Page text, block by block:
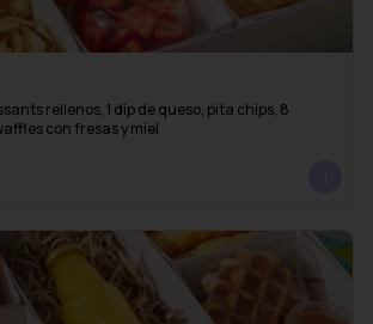
rellenos, 1 dip de queso, pita chips, 8
con fresas y miel